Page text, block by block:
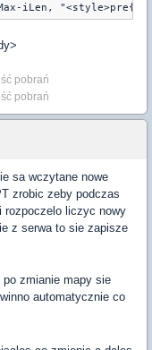
iLen,
pobrań
pobrań
sa wczytane nowe
zrobic zeby podczas
rozpoczelo liczyc nowy
z serwa to sie zapisze
zmianie mapy sie
automatycznie co